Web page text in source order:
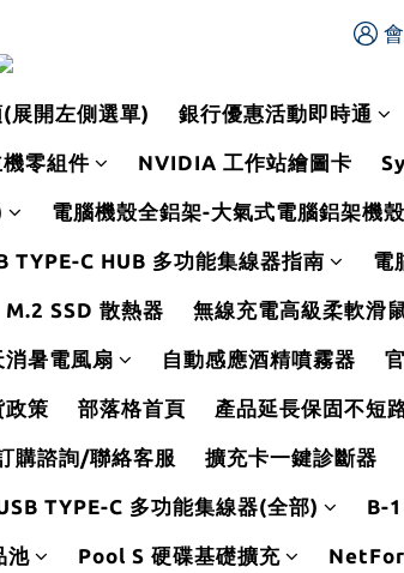
展開左側選單) 銀行優惠活動即時通
零組件 NVIDIA 工作站繪圖卡
電腦機殼全鋁架-大氣式電腦鋁架機殼
TYPE-C HUB 多功能集線器指南 電
M.2 SSD 散熱器 無線充電高級柔軟滑
暑電風扇 自動感應酒精噴霧器
政策 部落格首頁 產品延長保固不短
購諮詢/聯絡客服 擴充卡一鍵診斷器
TYPE-C 多功能集線器(全部) B-
池 Pool S 硬碟基礎擴充